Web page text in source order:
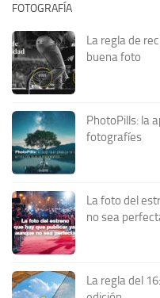
FOTOGRAFÍA
La regla de
buena foto
PhotoPills: la
fotografíes
La foto del
no sea
La regla del